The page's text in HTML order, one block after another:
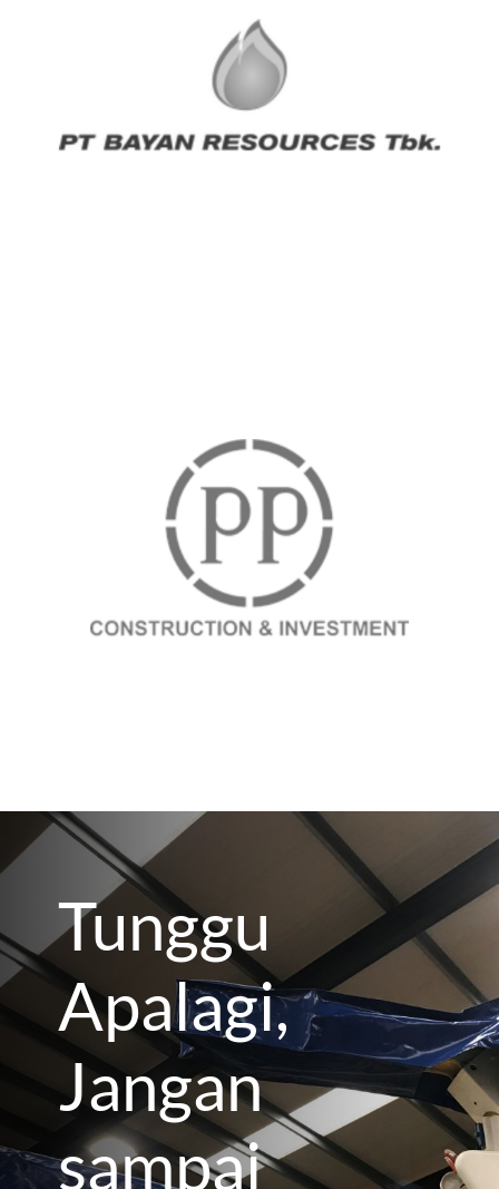
Tunggu
Apalagi,
Jangan
sampai